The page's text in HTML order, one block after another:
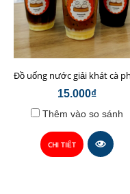
15.000₫
Thêm vào so sánh
CHI TIẾT